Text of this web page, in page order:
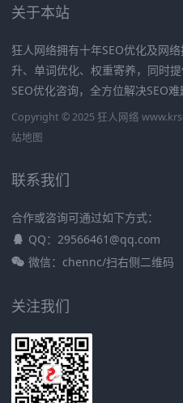
关于本站
狂人网络拥有十年SEO优化及网
升、单词优化、权重寄养，同时
SEO优化咨询，全方位解决SEO难
Copyright © 2025 狂人网络
站地图
联系我们
合作或咨询可通过如下方式：
QQ：29566461@qq.com
微信：chennc/扫右侧二维码
关注我们